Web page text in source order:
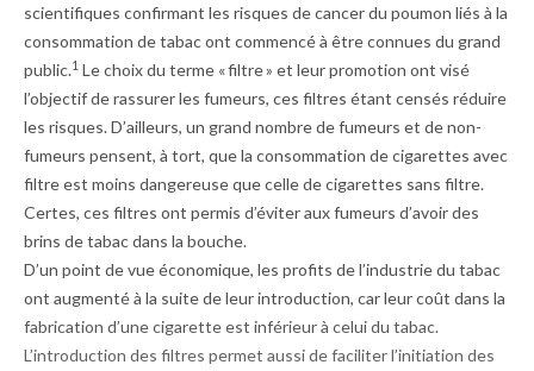
scientifiques confirmant les risques de cancer du poumon liés à la
consommation de tabac ont commencé à être connues du grand
public.1 Le choix du terme « filtre » et leur promotion ont visé
l’objectif de rassurer les fumeurs, ces filtres étant censés réduire
les risques. D’ailleurs, un grand nombre de fumeurs et de non-
fumeurs pensent, à tort, que la consommation de cigarettes avec
filtre est moins dangereuse que celle de cigarettes sans filtre.
Certes, ces filtres ont permis d’éviter aux fumeurs d’avoir des
brins de tabac dans la bouche.
D’un point de vue économique, les profits de l’industrie du tabac
ont augmenté à la suite de leur introduction, car leur coût dans la
fabrication d’une cigarette est inférieur à celui du tabac.
L’introduction des filtres permet aussi de faciliter l’initiation des